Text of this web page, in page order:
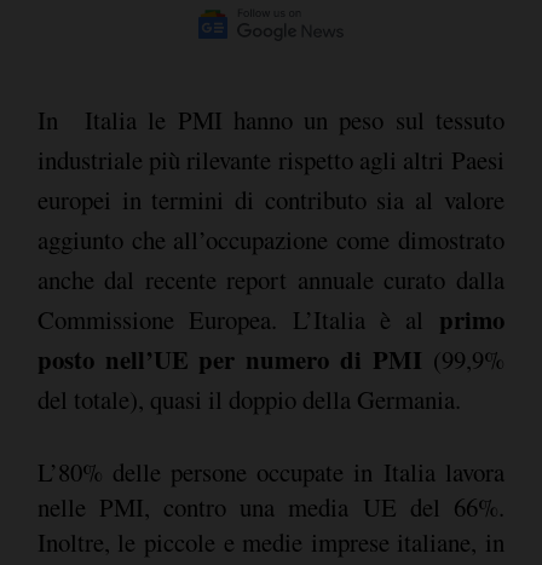
In
Italia le PMI hanno un peso sul tessuto
industriale più rilevante rispetto agli altri Paesi
europei in termini di contributo sia al valore
aggiunto che all’occupazione come dimostrato
anche dal recente report annuale curato dalla
Commissione Europea. L’Italia è al primo
posto nell’UE per numero di PMI (99,9%
del totale), quasi il doppio della Germania.
L’80% delle persone occupate in Italia lavora
nelle PMI, contro una media UE del 66%.
Inoltre, le piccole e medie imprese italiane, in